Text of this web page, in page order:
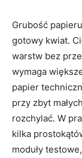
Grubość
gotowy kwiat.
warstw bez
wymaga
papier
przy zbyt
rozchylać. W
kilka
moduły